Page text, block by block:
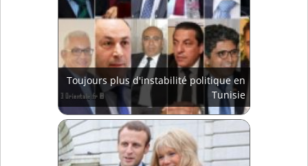
Toujours plus d'instabilité politique en
Tunisie